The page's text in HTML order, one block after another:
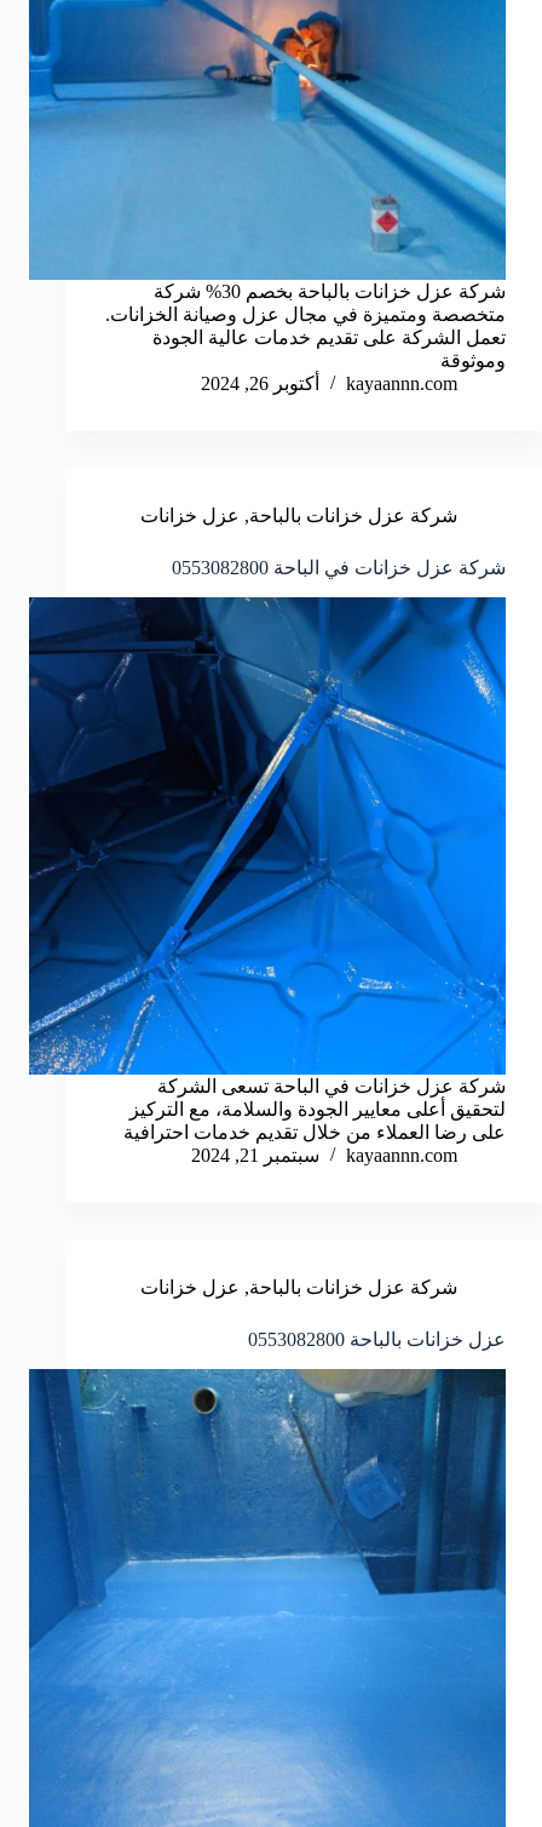
شركة عزل خزانات بالباحة بخصم 30% شركة
متخصصة ومتميزة في مجال عزل وصيانة الخزانات.
تعمل الشركة على تقديم خدمات عالية الجودة
وموثوقة
kayaannn.com
أكتوبر 26, 2024
شركة عزل خزانات بالباحة, عزل خزانات
شركة عزل خزانات في الباحة 0553082800
شركة عزل خزانات في الباحة تسعى الشركة
لتحقيق أعلى معايير الجودة والسلامة، مع التركيز
على رضا العملاء من خلال تقديم خدمات احترافية
kayaannn.com
سبتمبر 21, 2024
شركة عزل خزانات بالباحة, عزل خزانات
عزل خزانات بالباحة 0553082800